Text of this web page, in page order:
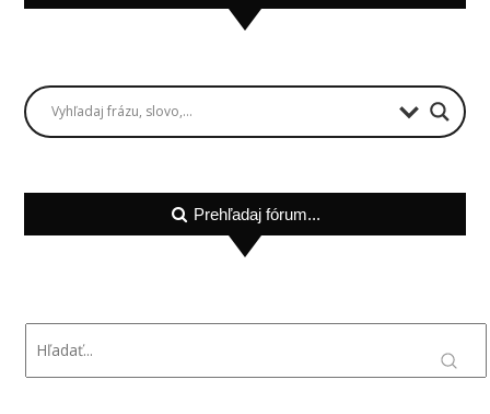
Prehľadaj fórum...